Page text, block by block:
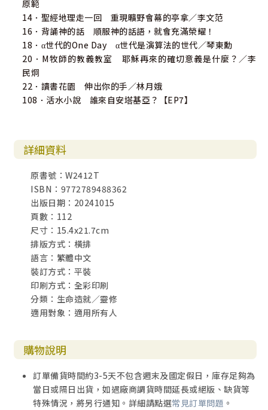
原範
14．聖經地理走一回 重現曠野會幕的亭拿／李文范
16．背誦神的話 順服神的話語，就會充滿榮耀！
18．α世代的One Day α世代是演算法的世代／琴東勳
20．M牧師的教義教室 耶穌再來的確切意義是什麼？／李
民炯
22．讀書花園 伸出你的手／林月娥
108．活水小說 誰來自安塔基亞？【EP7】
詳細資料
原書號：W2412T
ISBN：9772789488362
出版日期：20241015
頁數：112
尺寸：15.4x21.7cm
排版方式：橫排
語言：繁體中文
裝訂方式：平裝
印刷方式：全彩印刷
分類：生命造就／靈修
適用對象：適用所有人
購物說明
訂單備貨時間約3-5天不包含週末及國定假日，庫存足夠為
當日或隔日出貨，如遇廠商調貨時間延長或絕版、缺貨等
特殊情況，將另行通知。詳細請點選常見訂單問題 。